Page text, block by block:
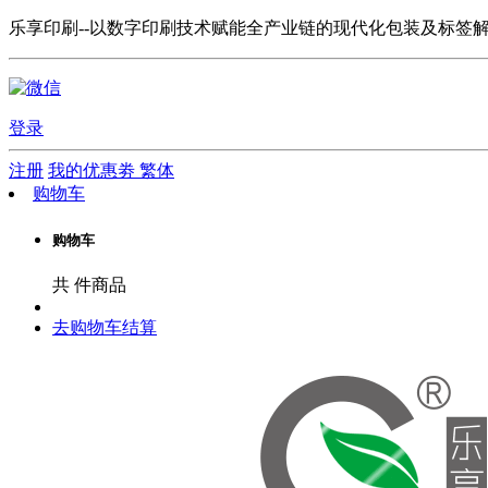
乐享印刷--以数字印刷技术赋能全产业链的现代化包装及标签
登录
注册 我的优惠劵 繁体
购物车
购物车
共 件商品
去购物车结算